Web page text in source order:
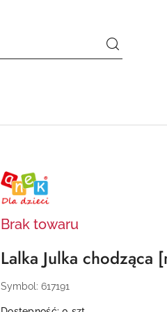
NAZWA
PRODUCENTA:
ANEK
Brak towaru
Lalka Julka
Symbol: 617191